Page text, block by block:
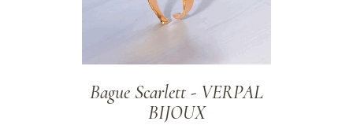
Bague Scarlett - VERPAL
BIJOUX